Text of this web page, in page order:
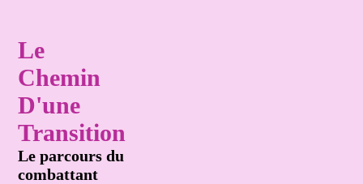
Le
Chemin
D'une
Transition
Le parcours du
combattant